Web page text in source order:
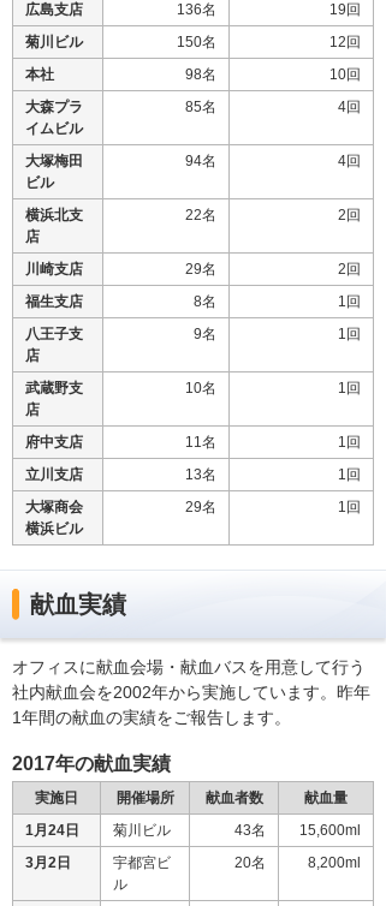
広島支店 136名
19回
菊川ビル
150名
12回
本社
98名
10回
大森プラ
イムビル
85名 4回
大塚梅田
ビル
94名 4回
横浜北支
店
22名 2回
川崎支店 29名
2回
福生支店
8名
1回
八王子支
店
9名 1回
武蔵野支
店
10名 1回
府中支店 11名
1回
立川支店
13名
1回
大塚商会
横浜ビル
29名 1回
献血実績
オフィスに献血会場・献血バスを用意して行う
社内献血会を2002年から実施しています。昨年
1年間の献血の実績をご報告します。
2017年の献血実績
実施日 開催場所 献血者数
献血量
1月24日
菊川ビル 43名
15,600ml
3月2日
宇都宮ビ
ル
20名 8,200ml